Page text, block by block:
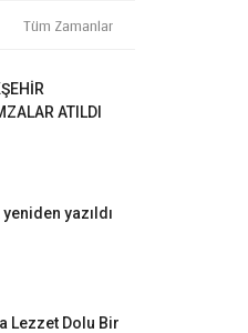
Tüm Zamanlar
ATILDI
yazıldı
Lezzet Dolu Bir